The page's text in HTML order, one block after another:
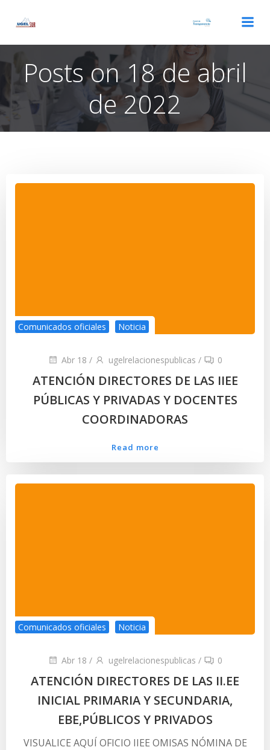
Posts on 18 de abril
de 2022
Comunicados oficiales Noticia
Abr 18 / ugelrelacionespublicas / 0
ATENCIÓN DIRECTORES DE LAS IIEE
PÚBLICAS Y PRIVADAS Y DOCENTES
COORDINADORAS
Read more
Comunicados oficiales Noticia
Abr 18 / ugelrelacionespublicas / 0
ATENCIÓN DIRECTORES DE LAS II.EE
INICIAL PRIMARIA Y SECUNDARIA,
EBE,PÚBLICOS Y PRIVADOS
VISUALICE AQUÍ OFICIO IIEE OMISAS NÓMINA DE